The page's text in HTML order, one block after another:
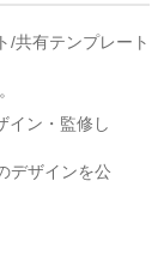
/共有テンプレート
イン・監修し
デザインを公